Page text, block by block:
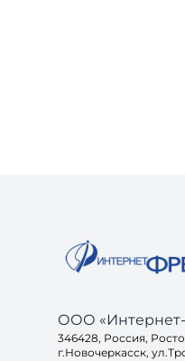
ООО
346428, Россия,
г.Новочеркасск,